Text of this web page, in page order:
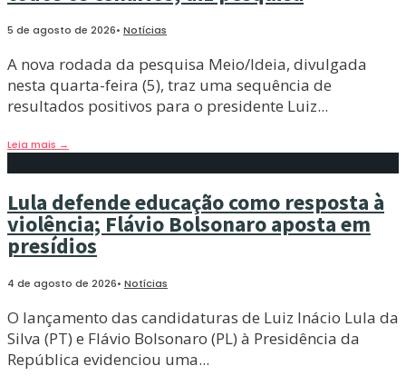
5 de agosto de 2026• Notícias
A nova rodada da pesquisa Meio/Ideia, divulgada
nesta quarta-feira (5), traz uma sequência de
resultados positivos para o presidente Luiz...
Leia mais →
Lula defende educação como resposta à
violência; Flávio Bolsonaro aposta em
presídios
4 de agosto de 2026• Notícias
O lançamento das candidaturas de Luiz Inácio Lula da
Silva (PT) e Flávio Bolsonaro (PL) à Presidência da
República evidenciou uma...